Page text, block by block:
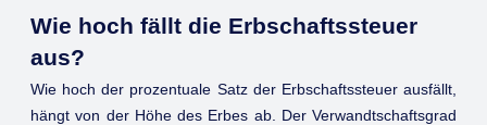
Wie hoch fällt die Erbschaftssteuer
aus?
Wie hoch der prozentuale Satz der Erbschaftssteuer ausfällt,
hängt von der Höhe des Erbes ab. Der Verwandtschaftsgrad